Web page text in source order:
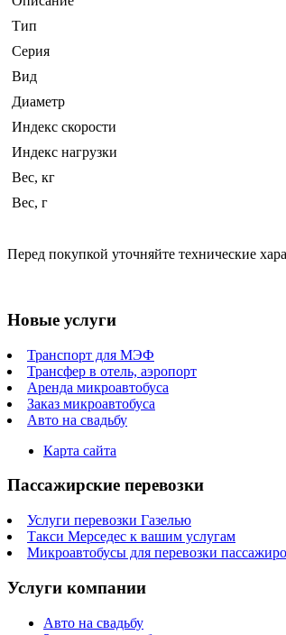
Тип
Серия
Вид
Диаметр
Индекс скорости
Индекс нагрузки
Вес, кг
Вес, г
Перед покупкой уточняйте технические
Новые услуги
Транспорт для МЭФ
Трансфер в отель, аэропорт
Аренда микроавтобуса
Заказ микроавтобуса
Авто на свадьбу
Карта сайта
Пассажирские перевозки
Услуги перевозки Газелью
Такси Мерседес к вашим услугам
Микроавтобусы для перевозки
Услуги компании
Авто на свадьбу